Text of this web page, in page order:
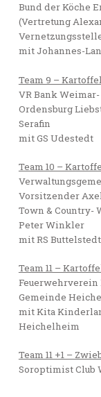
Bund der Köche
(Vertretung
mit Johannes-
Team 9 –
VR Bank
Ordensburg
Serafin
mit GS Udestedt
Team 10 –
Vorsitzender
Town & Country-
Peter Winkler
mit RS Buttelstedt
Team 11 –
Gemeinde
mit Kita
Heichelheim
Team 11 +1 –
Soroptimist Club